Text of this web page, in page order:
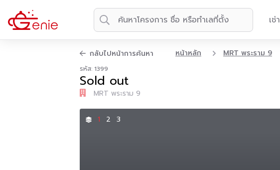
เช่า
กลับไปหน้าการค้นหา หน้าหลัก MRT พระราม 9
รหัส: 1399
Sold out
MRT พระราม 9
1 2 3